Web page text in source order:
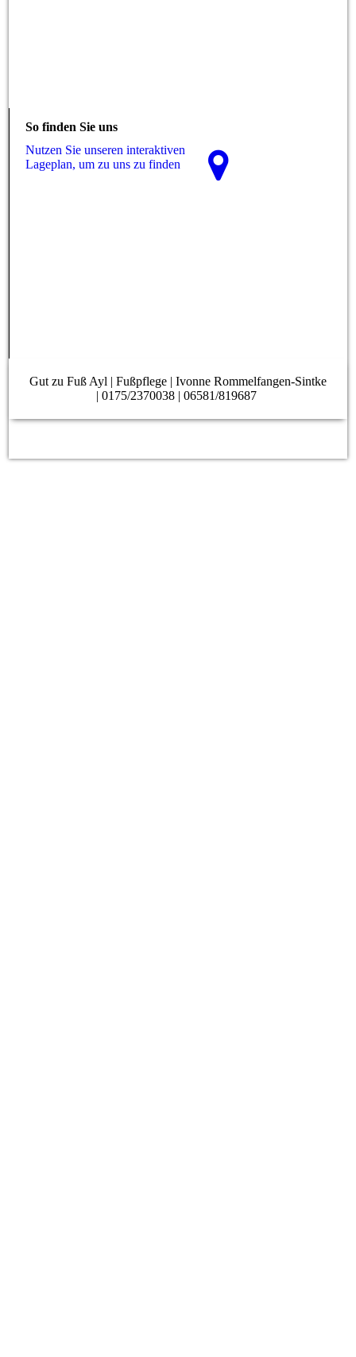
So finden Sie uns
Nutzen Sie unseren interaktiven
La­ge­plan, um zu uns zu finden
Gut zu Fuß Ayl | Fußpflege | Ivonne Rommelfangen-Sintke
| 0175/2370038 | 06581/819687